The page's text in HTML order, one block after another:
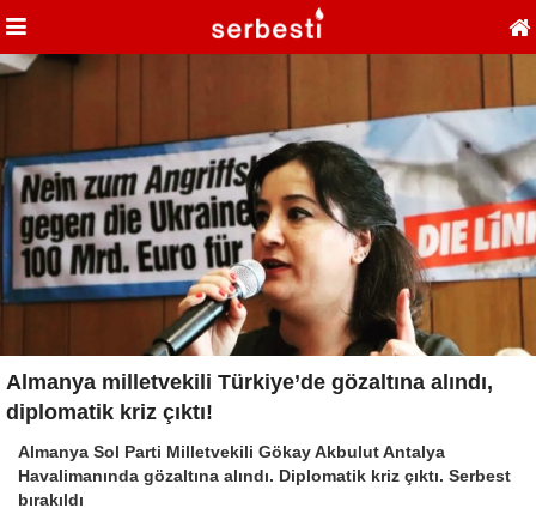
Almanya milletvekili Türkiye’de gözaltına alındı,
diplomatik kriz çıktı!
Almanya Sol Parti Milletvekili Gökay Akbulut Antalya
Havalimanında gözaltına alındı. Diplomatik kriz çıktı. Serbest
bırakıldı